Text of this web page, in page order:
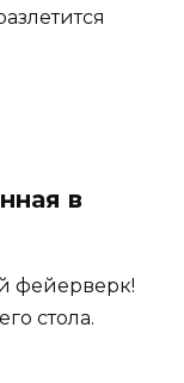
в
фейерверк!
стола.